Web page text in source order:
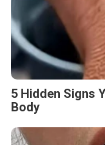
5 Hidden Signs
Body